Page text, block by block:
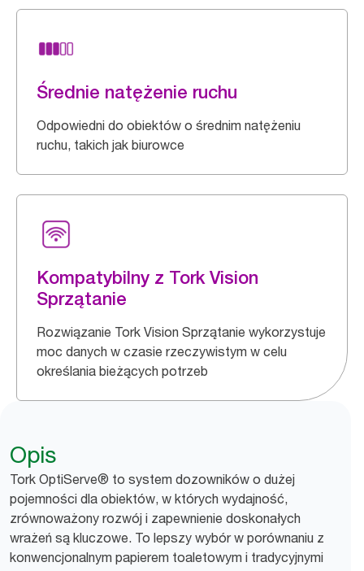
Średnie natężenie ruchu
Odpowiedni do obiektów o średnim natężeniu
ruchu, takich jak biurowce
Kompatybilny z Tork Vision
Sprzątanie
Rozwiązanie Tork Vision Sprzątanie wykorzystuje
moc danych w czasie rzeczywistym w celu
określania bieżących potrzeb
Opis
Tork OptiServe® to system dozowników o dużej
pojemności dla obiektów, w których wydajność,
zrównoważony rozwój i zapewnienie doskonałych
wrażeń są kluczowe. To lepszy wybór w porównaniu z
konwencjonalnym papierem toaletowym i tradycyjnymi